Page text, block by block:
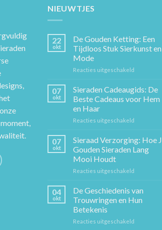
NIEUWTJES
22
okt
De Gouden Ketting: Een
Tijdloos Stuk Sierkunst en
Mode
Reacties uitgeschakeld
Gouden
Een
Mode
07
okt
Sieraden Cadeaugids: De
Beste Cadeaus voor Hem
en Haar
Reacties uitgeschakeld
De
Beste
07
okt
Sieraad Verzorging: Hoe
Gouden Sieraden Lang
Mooi Houdt
Reacties uitgeschakeld
Je
04
okt
De Geschiedenis van
Trouwringen en Hun
Betekenis
Reacties uitgeschakeld